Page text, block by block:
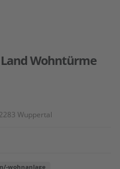
Wohntürme
Wuppertal
wohnanlage